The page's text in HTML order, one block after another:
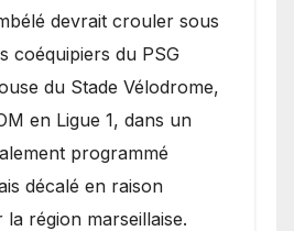
devrait crouler sous
coéquipiers du PSG
du Stade Vélodrome,
en Ligue 1, dans un
programmé
décalé en raison
la région marseillaise.